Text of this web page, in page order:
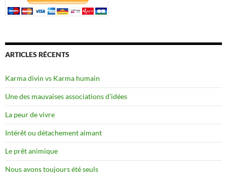
ARTICLES RÉCENTS
Karma divin vs Karma humain
Une des mauvaises associations d’idées
La peur de vivre
Intérêt ou détachement aimant
Le prêt animique
Nous avons toujours été seuls